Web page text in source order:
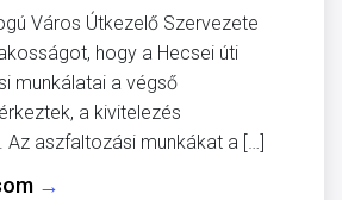
Város Útkezelő Szervezete
hogy a Hecsei úti
munkálatai a végső
a kivitelezés
Az aszfaltozási munkákat a […]
→